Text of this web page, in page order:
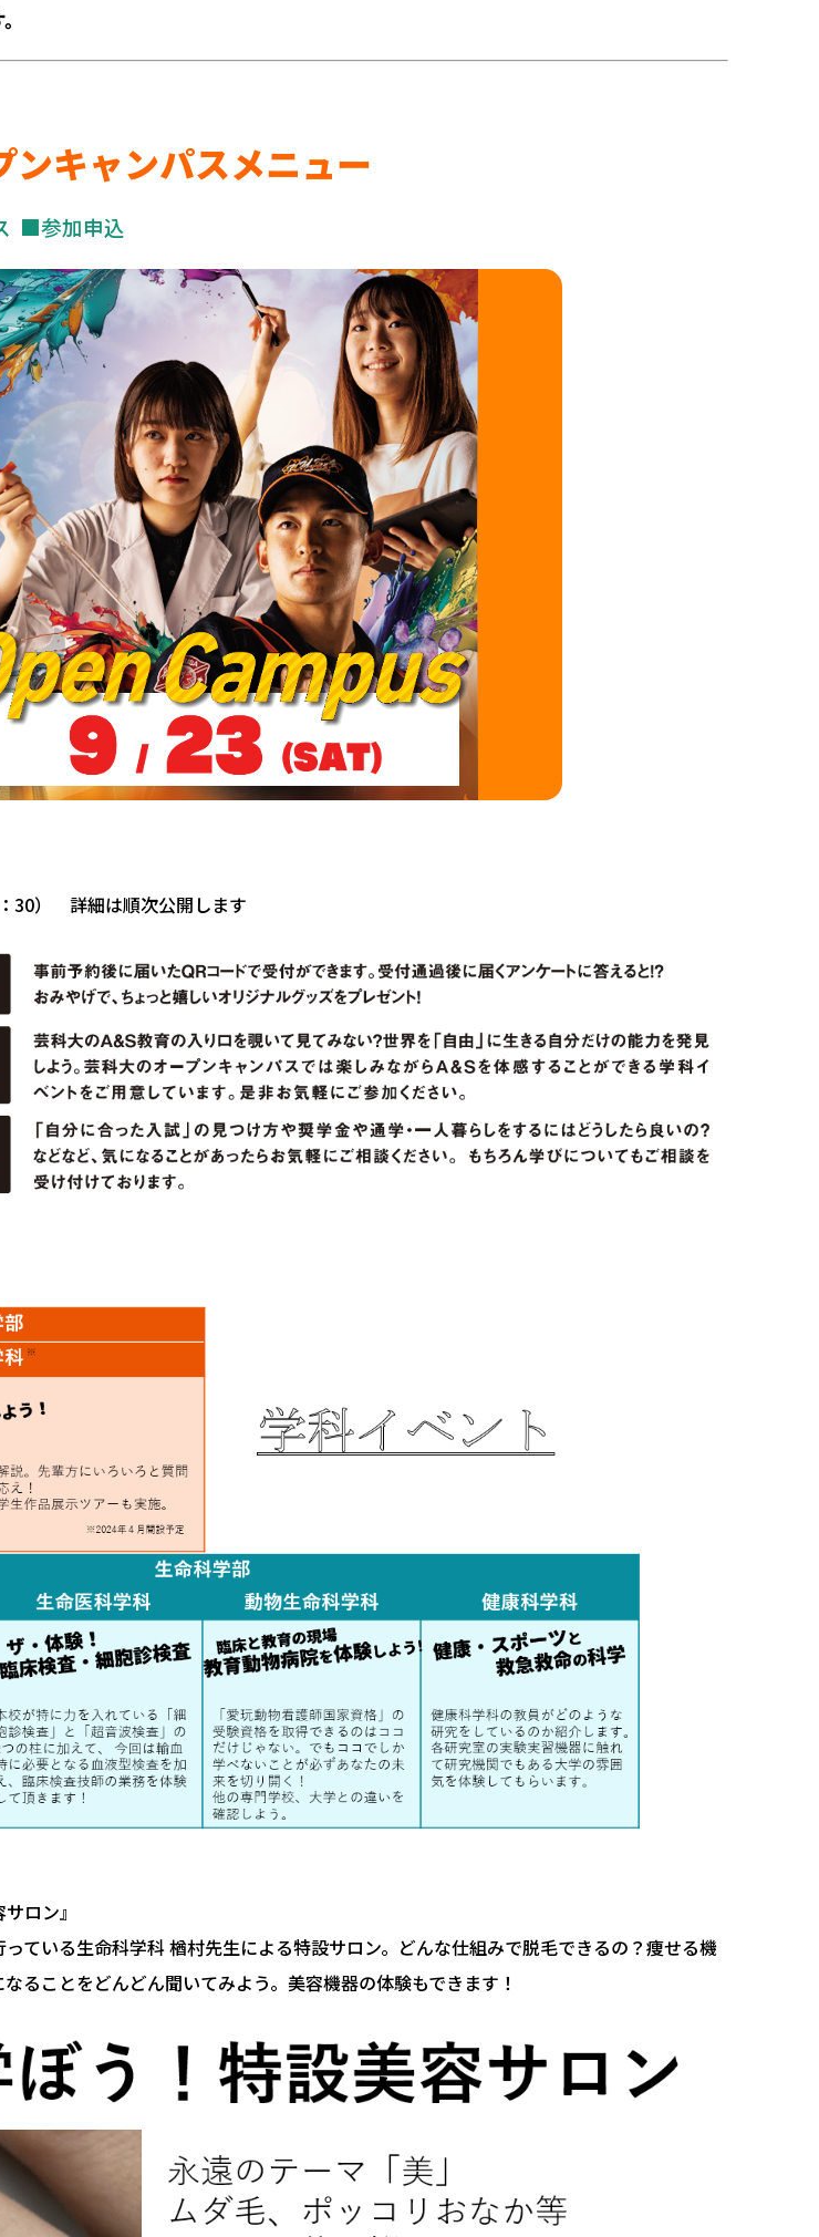
キャンパスメニュー
■参加申込
30） 詳細は順次公開します
ロン』
ている生命科学科 楢村先生による特設サロン。 どんな仕組みで脱毛できるの？痩せる機
ることをどんどん聞いてみよう。美容機器の体験もできます！